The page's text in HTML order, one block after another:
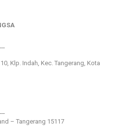
Klp. Indah, Kec. Tangerang, Kota
– Tangerang 15117